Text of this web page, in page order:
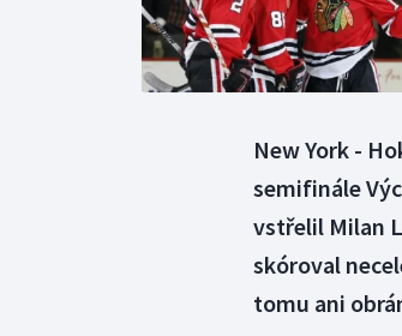
New York -
semifinále
vstřelil Milan
skóroval
tomu ani